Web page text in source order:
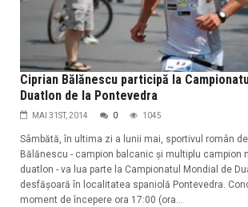
Ciprian Bălănescu participă la
Duatlon de la Pontevedra
MAI 31ST, 2014 0 1045
Sâmbătă, în ultima zi a lunii mai, sportivul român
Bălănescu - campion balcanic şi multiplu campion
duatlon - va lua parte la Campionatul Mondial de
desfăşoară în localitatea spaniolă Pontevedra.
moment de începere ora 17:00 (ora...